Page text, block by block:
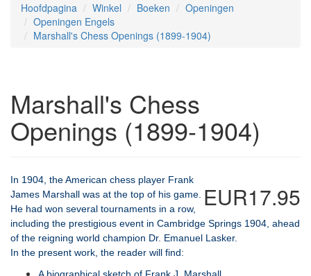
Hoofdpagina Winkel Boeken
Openingen
Openingen Engels
Marshall's Chess Openings (1899-1904)
Marshall's Chess
Openings (1899-1904)
EUR17.95
In 1904, the American chess player Frank
James Marshall was at the top of his game.
He had won several tournaments in a row,
including the prestigious event in Cambridge Springs 1904, ahead
of the reigning world champion Dr. Emanuel Lasker.
In the present work, the reader will find: